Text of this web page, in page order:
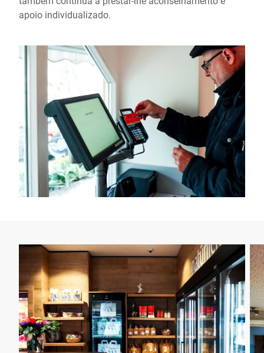
apoio individualizado.